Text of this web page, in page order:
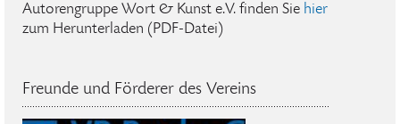
Autorengruppe Wort & Kunst e.V. finden Sie hier
zum Herunterladen (PDF-Datei)
Freunde und Förderer des Vereins